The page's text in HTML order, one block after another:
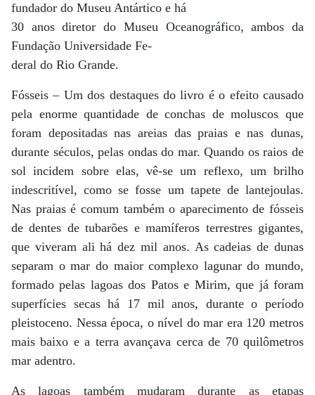
fundador do Museu Antártico e há
30 anos diretor do Museu Oceanográfico, ambos da
Fundação Universidade Fe-
deral do Rio Grande.
Fósseis – Um dos destaques do livro é o efeito causado
pela enorme quantidade de conchas de moluscos que
foram depositadas nas areias das praias e nas dunas,
durante séculos, pelas ondas do mar. Quando os raios de
sol incidem sobre elas, vê-se um reflexo, um brilho
indescritível, como se fosse um tapete de lantejoulas.
Nas praias é comum também o aparecimento de fósseis
de dentes de tubarões e mamíferos terrestres gigantes,
que viveram ali há dez mil anos. As cadeias de dunas
separam o mar do maior complexo lagunar do mundo,
formado pelas lagoas dos Patos e Mirim, que já foram
superfícies secas há 17 mil anos, durante o período
pleistoceno. Nessa época, o nível do mar era 120 metros
mais baixo e a terra avançava cerca de 70 quilômetros
mar adentro.
As lagoas também mudaram durante as etapas